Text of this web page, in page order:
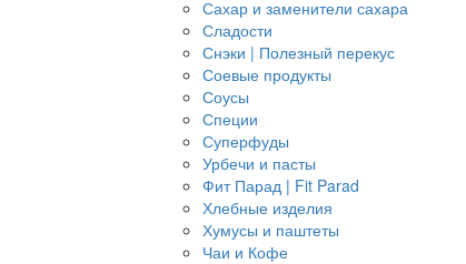
Сахар и заменители сахара
Сладости
Снэки | Полезный перекус
Соевые продукты
Соусы
Специи
Суперфуды
Урбечи и пасты
Фит Парад | Fit Parad
Хлебные изделия
Хумусы и паштеты
Чаи и Кофе